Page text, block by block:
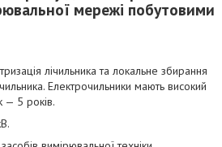
мережі побутовими
лічильника та локальне збирання
Електрочильники мають високий
— 5 років.